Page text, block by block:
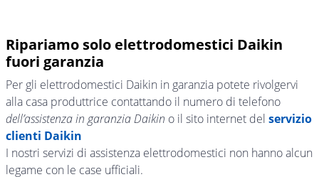
Ripariamo solo elettrodomestici Daikin
fuori garanzia
Per gli elettrodomestici Daikin in garanzia potete rivolgervi
alla casa produttrice contattando il numero di telefono
dell’assistenza in garanzia Daikin o il sito internet del servizio
clienti Daikin
I nostri servizi di assistenza elettrodomestici non hanno alcun
legame con le case ufficiali.